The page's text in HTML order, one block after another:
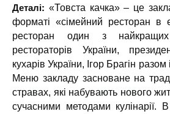
Деталі: «Товста качка» – це
форматі «сімейний ресторан в
ресторан один з
рестораторів України,
кухарів України, Ігор Брагін
Меню закладу засноване на
стравах, які набувають нового
сучасними методами